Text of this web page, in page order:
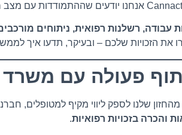
עבודה, רשלנות רפואית, ניתוחים
את הזכויות שלכם – ובעיקר, תדעו איך לממש
פעולה עם משרד
שלנו לספק ליווי מקיף למטופלים,
והכרה בזכויות רפואיות.